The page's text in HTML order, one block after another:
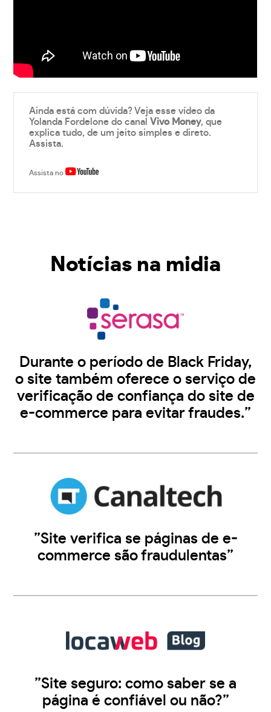
Ainda está com dúvida? Veja esse vídeo da
Yolanda Fordelone do canalVivo Money, que
explica tudo, de um jeito simples e direto.
Assista.
Assista no
Notícias na midia
Durante o período de Black Friday,
o site também oferece o serviço de
verificação de confiança do site de
e-commerce para evitar fraudes.”
”Site verifica se páginas de e-
commerce são fraudulentas”
”Site seguro: como saber se a
página é confiável ou não?”